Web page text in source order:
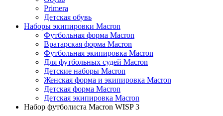
Primera
Детская обувь
Наборы экипировки Macron
Футбольная форма Macron
Вратарская форма Macron
Футбольная экипировка Macron
Для футбольных судей Macron
Детские наборы Macron
Женская форма и экипировка Macron
Детская форма Macron
Детская экипировка Macron
Набор футболиста Macron WISP 3